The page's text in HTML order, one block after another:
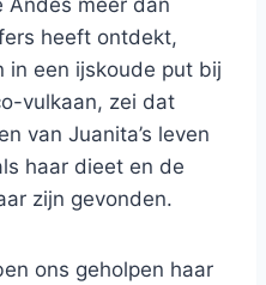
Andes meer dan
heeft ontdekt,
in een ijskoude put bij
vulkaan, zei dat
van Juanita’s leven
haar dieet en de
zijn gevonden.
ons geholpen haar